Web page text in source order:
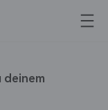
deinem